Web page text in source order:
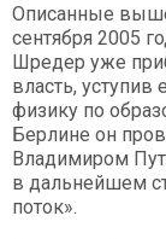
Описанные
сентября 2005
Шредер уже
власть,
физику по
Берлине он
Владимиром
в дальнейшем
поток».